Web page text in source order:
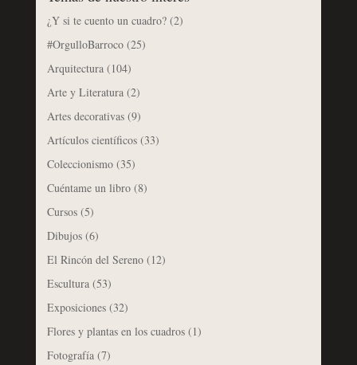
¿Y si te cuento un cuadro?(2)
#OrgulloBarroco(25)
Arquitectura(104)
Arte y Literatura(2)
Artes decorativas(9)
Artículos científicos(33)
Coleccionismo(35)
Cuéntame un libro(8)
Cursos(5)
Dibujos(6)
El Rincón del Sereno(12)
Escultura(53)
Exposiciones(32)
Flores y plantas en los cuadros(1)
Fotografía(7)